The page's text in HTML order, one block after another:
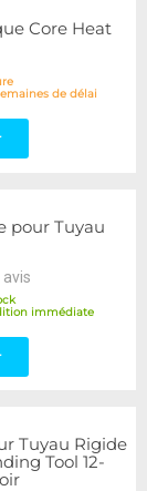
Core Heat
de délai
pour Tuyau
avis
immédiate
Tuyau Rigide
Tool 12-